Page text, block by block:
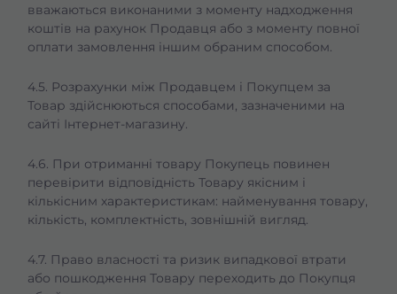
вважаються виконаними з моменту надходження
коштів на рахунок Продавця або з моменту повної
оплати замовлення іншим обраним способом.
4.5. Розрахунки між Продавцем і Покупцем за
Товар здійснюються способами, зазначеними на
сайті Інтернет-магазину.
4.6. При отриманні товару Покупець повинен
перевірити відповідність Товару якісним і
кількісним характеристикам: найменування товару,
кількість, комплектність, зовнішній вигляд.
4.7. Право власності та ризик випадкової втрати
або пошкодження Товару переходить до Покупця